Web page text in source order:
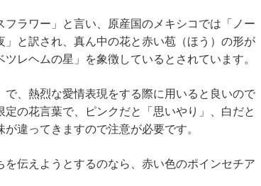
ラワー」と言い、原産国のメキシコでは「ノー
と訳され、真ん中の花と赤い苞（ほう）の形が
レヘムの星」を象徴しているとされています。
、熱烈な愛情表現をする際に用いると良いので
定の花言葉で、ピンクだと「思いやり」、白だと
が違ってきますので注意が必要です。
伝えようとするのなら、赤い色のポインセチア